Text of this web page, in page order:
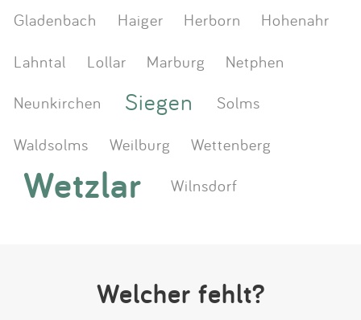
Gladenbach
Haiger Herborn
Hohenahr
Lahntal
Lollar Marburg
Netphen
Neunkirchen
Siegen
Solms
Waldsolms
Weilburg Wettenberg
Wetzlar Wilnsdorf
Welcher fehlt?